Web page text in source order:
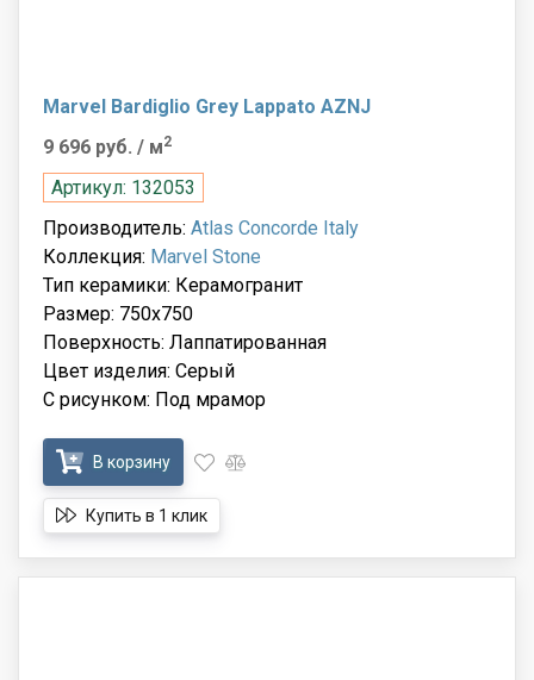
Marvel Bardiglio Grey Lappato AZNJ
9 696 руб. / м2
Артикул: 132053
Производитель: Atlas Concorde Italy
Коллекция: Marvel Stone
Тип керамики: Керамогранит
Размер: 750x750
Поверхность: Лаппатированная
Цвет изделия: Серый
С рисунком: Под мрамор
В корзину
Купить в 1 клик